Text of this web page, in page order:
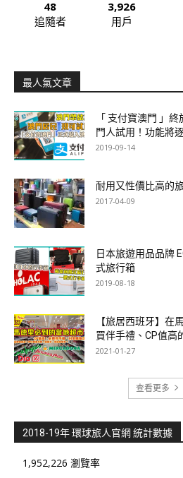
48
追隨者
3,926
用戶
最人氣文章
「 支付寶澳門 」
門人試用！功能將
2019-09-14
耐用又性價比高的
2017-04-09
日本旅遊用品品牌
式旅行箱
2019-08-18
【旅居西班牙】在
買伴手禮、CP值高
2021-01-27
查看更多
2018-19年 環球旅人官網 統計數據
1,952,226 瀏覽率